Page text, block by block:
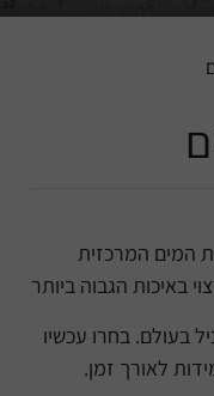
המים המרכזית
באיכות הגבוה ביותר
בעולם. בחרו עכשיו
לאורך זמן.